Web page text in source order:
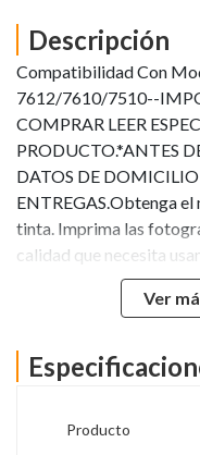
Descripción
Compatibilidad Con
7612/7610/7510--
COMPRAR LEER
PRODUCTO.*ANTES
DATOS DE DOMICILIO
ENTREGAS.Obtenga el
tinta. Imprima las
calidad que necesita
ayudan a asegurarse de
mejores
garantizan que no se
menos indicado.
Ver
Producto